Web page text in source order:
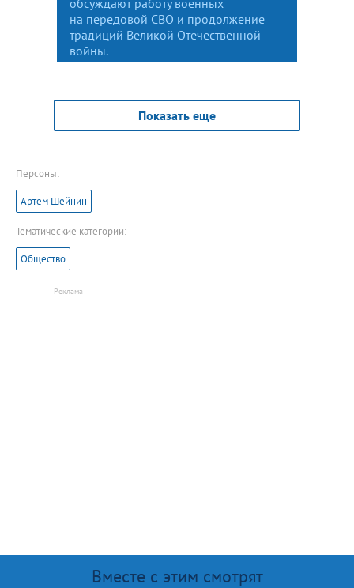
на передовой СВО и продолжение
традиций Великой Отечественной
войны.
Показать еще
Персоны:
Артем Шейнин
Тематические категории:
Общество
Вместе с этим смотрят